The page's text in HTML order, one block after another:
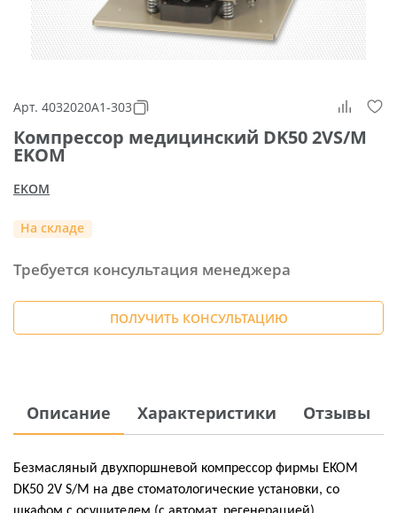
Арт. 4032020A1-303
Компрессор медицинский DK50 2VS/M
EKOM
EKOM
На складе
Требуется консультация менеджера
ПОЛУЧИТЬ КОНСУЛЬТАЦИЮ
Описание Характеристики Отзывы
Безмасляный двухпоршневой компрессор фирмы EKOM
DK50 2V S/M на две стоматологические установки, со